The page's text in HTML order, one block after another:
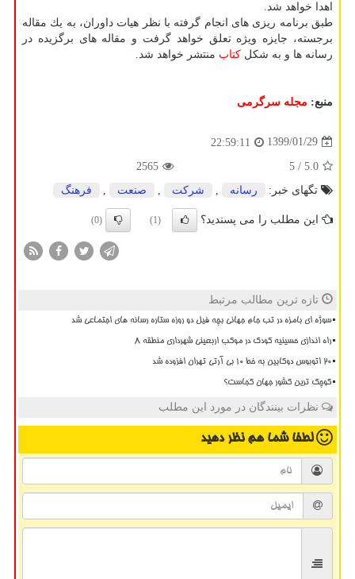
اهدا خواهد شد.
طبق برنامه ریزی های انجام گرفته با نظر هیات داوران، به یك مقاله
برجسته، جایزه ویژه تعلق خواهد گرفت و مقاله های برگزیده در
رسانه ها و به شكل كتاب منتشر خواهد شد.
منبع: مجله سرگرمی
1399/01/29
22:59:11
5.0
/ 5
2565
تگهای خبر:
رسانه شركت صنعت فرهنگ
این مطلب را می پسندید؟ (1)
(0)
تازه ترین مطالب مرتبط
سوژه ای بامزه در تب جام جهانی بچه فیل دو روزه ستاره رسانه های اجتماعی شد
راه اندازی حسینیه کودک در موکب اربعینی شهرداری منطقه ۸
20 اتوبوس دوکابین به خط 10 بی آرتی تهران افزوده شد
کوچک ترین کشور جهان کجاست؟
نظرات بینندگان در مورد این مطلب
لطفا شما همنظر دهید